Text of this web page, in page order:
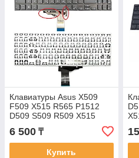
Клавиатуры Asus X509
F509 X515 R565 P1512
D509 S509 R509 X515
клавиатура c RU/ EN
раскладкой без
подсветкой
6 500 ₸
Купить